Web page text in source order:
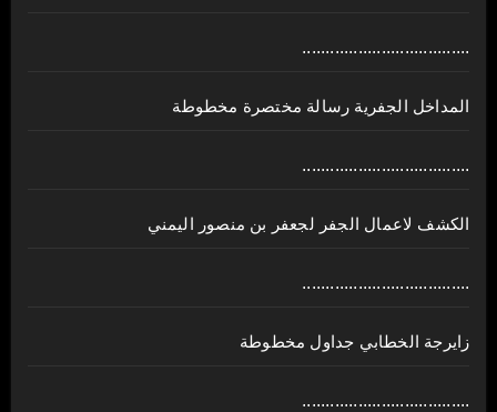
....................................
المداخل الجفرية رسالة مختصرة مخطوطة
....................................
الكشف لاعمال الجفر لجعفر بن منصور اليمني
....................................
زايرجة الخطابي جداول مخطوطة
....................................